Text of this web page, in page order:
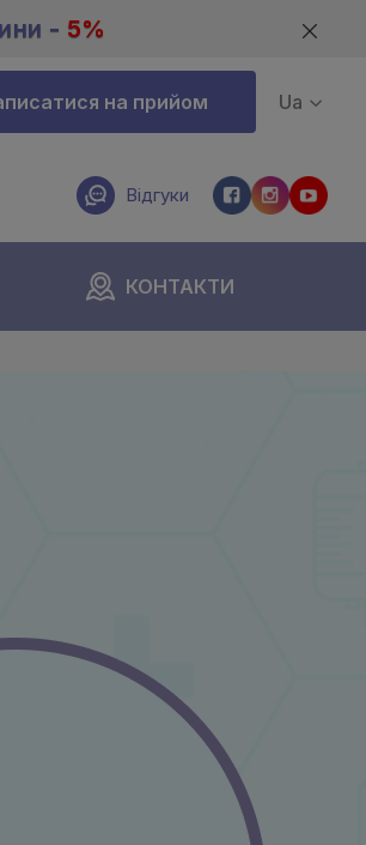
- 5%
на прийом Ua
Відгуки
КОНТАКТИ